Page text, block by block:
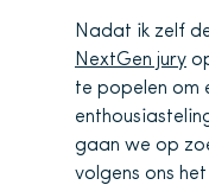
Nadat ik zelf
NextGen jury
te popelen om
gaan we op
volgens ons